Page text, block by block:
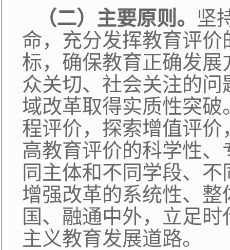
（二）主要原则。 坚
命，充分发挥教育评
标，确保教育正确发
众关切、社会关注的
域改革取得实质性突
程评价，探索增值评
高教育评价的科学性
同主体和不同学段、
增强改革的系统性、
国、融通中外，立足
主义教育发展道路。